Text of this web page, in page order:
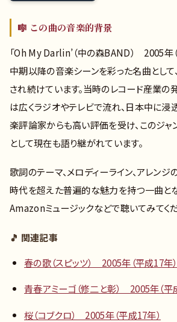
🎼 この曲の音楽的背景
「Oh My Darlin’（中の森BAND） 2005年
中期以降の音楽シーンを彩った名曲として
され続けています。当時のレコード産業の
は広くラジオやテレビで流れ、日本中に浸
楽評論家からも高い評価を受け、このジ
として現在も語り継がれています。
歌詞のテーマ、メロディーライン、アレンジ
時代を超えた普遍的な魅力を持つ一曲と
Amazonミュージックなどで聴いてみてくだ
🎵 関連記事
春の歌（スピッツ） 2005年（平成17年）
青春アミーゴ（修二と彰） 2005年（平
桜（コブクロ） 2005年（平成17年）